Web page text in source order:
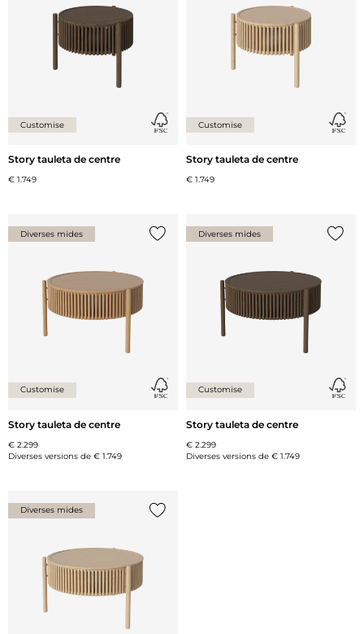
Customise
Story tauleta de centre
€ 1.749
Customise
Story tauleta de centre
€ 1.749
Diverses mides
Customise
Story tauleta de centre
€ 2.299
Diverses versions de € 1.749
Diverses mides
Customise
Story tauleta de centre
€ 2.299
Diverses versions de € 1.749
Diverses mides